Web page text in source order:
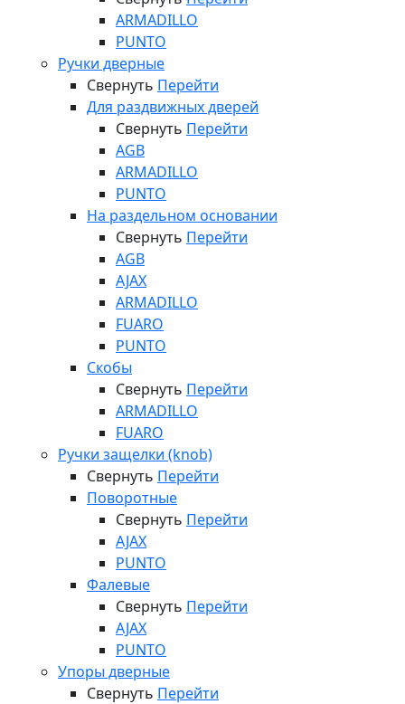
ARMADILLO
PUNTO
Ручки дверные
Свернуть Перейти
Для раздвижных дверей
Свернуть Перейти
AGB
ARMADILLO
PUNTO
На раздельном основании
Свернуть Перейти
AGB
AJAX
ARMADILLO
FUARO
PUNTO
Скобы
Свернуть Перейти
ARMADILLO
FUARO
Ручки защелки (knob)
Свернуть Перейти
Поворотные
Свернуть Перейти
AJAX
PUNTO
Фалевые
Свернуть Перейти
AJAX
PUNTO
Упоры дверные
Свернуть Перейти